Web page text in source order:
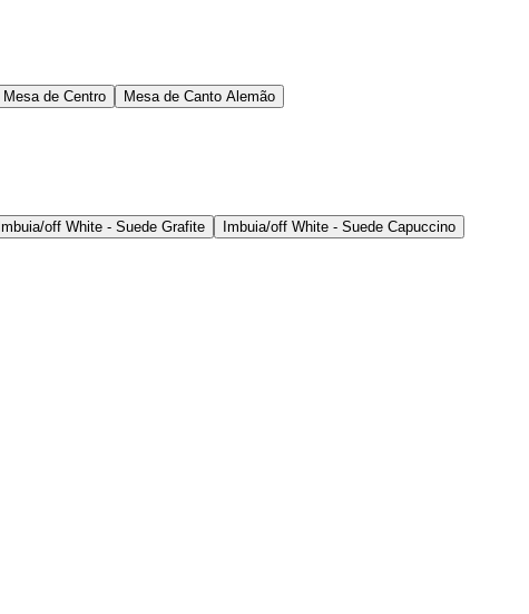
Mesa de Centro Mesa de Canto Alemão
Imbuia/off White - Suede Grafite
Imbuia/off White - Suede Capuccino